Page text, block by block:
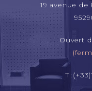
19 avenue de
Ouvert
T